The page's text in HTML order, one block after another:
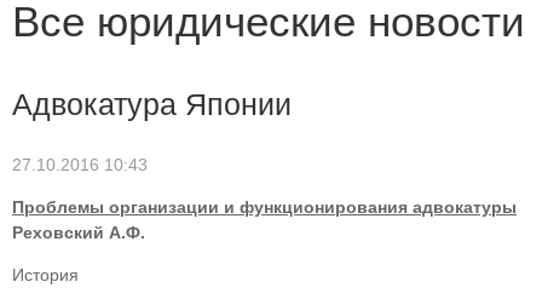
Все юридические новости
Адвокатура Японии
27.10.2016 10:43
Проблемы организации и функционирования адвокатуры
Реховский А.Ф.
История